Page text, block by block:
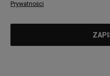
Prywatności